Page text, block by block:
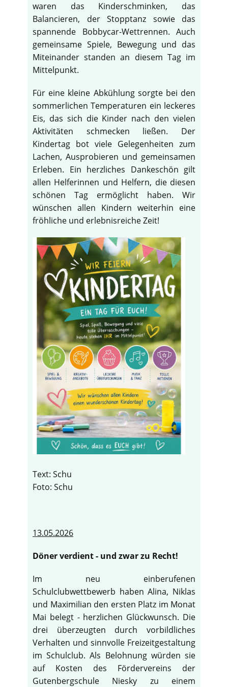
waren das Kinderschminken, das
Balancieren, der Stopptanz sowie das
spannende Bobbycar-Wettrennen. Auch
gemeinsame Spiele, Bewegung und das
Miteinander standen an diesem Tag im
Mittelpunkt.
Für eine kleine Abkühlung sorgte bei den
sommerlichen Temperaturen ein leckeres
Eis, das sich die Kinder nach den vielen
Aktivitäten schmecken ließen. Der
Kindertag bot viele Gelegenheiten zum
Lachen, Ausprobieren und gemeinsamen
Erleben. Ein herzliches Dankeschön gilt
allen Helferinnen und Helfern, die diesen
schönen Tag ermöglicht haben. Wir
wünschen allen Kindern weiterhin eine
fröhliche und erlebnisreiche Zeit!
Text: Schu
Foto: Schu
13.05.2026
Döner verdient - und zwar zu Recht!
Im neu einberufenen
Schulclubwettbewerb haben Alina, Niklas
und Maximilian den ersten Platz im Monat
Mai belegt - herzlichen Glückwunsch. Die
drei überzeugten durch vorbildliches
Verhalten und sinnvolle Freizeitgestaltung
im Schulclub. Als Belohnung würden sie
auf Kosten des Fördervereins der
Gutenbergschule Niesky zu einem